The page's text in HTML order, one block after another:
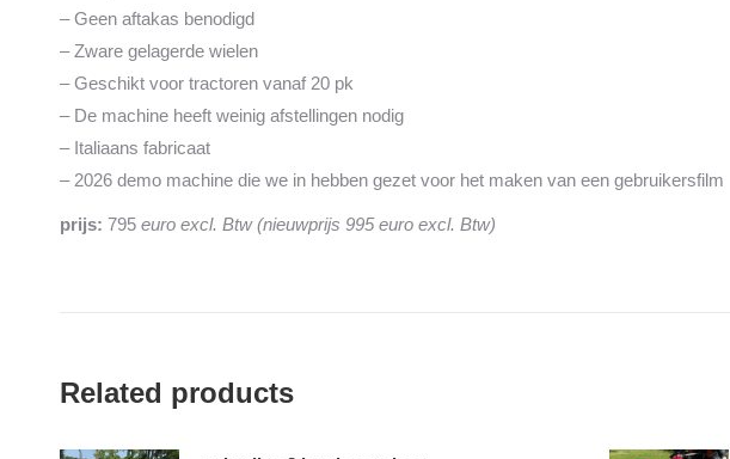
– Geen aftakas benodigd
– Zware gelagerde wielen
– Geschikt voor tractoren vanaf 20 pk
– De machine heeft weinig afstellingen nodig
– Italiaans fabricaat
– 2026 demo machine die we in hebben gezet voor het maken van een gebruikersfilm
prijs: 795 euro excl. Btw (nieuwprijs 995 euro excl. Btw)
Related products